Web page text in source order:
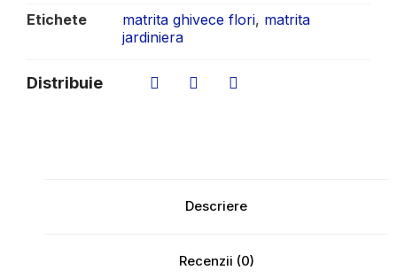
Etichete
matrita ghivece flori, matrita
jardiniera
Distribuie
Descriere
Recenzii (0)